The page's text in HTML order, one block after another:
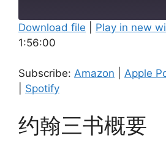
Amazon
RSS FEED
SHARE
LINK
EMBED
Download file Play in new
1:56:00
Subscribe: Amazon Apple
Spotify
约翰三书概要